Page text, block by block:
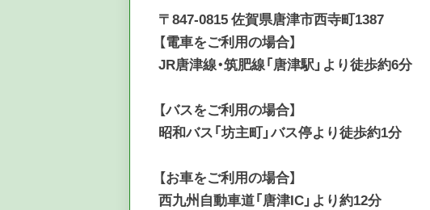
〒847-0815 佐賀県唐津市西寺町1387
【電車をご利用の場合】
JR唐津線・筑肥線「唐津駅」より徒歩約6分
【バスをご利用の場合】
昭和バス「坊主町」バス停より徒歩約1分
【お車をご利用の場合】
西九州自動車道「唐津IC」より約12分